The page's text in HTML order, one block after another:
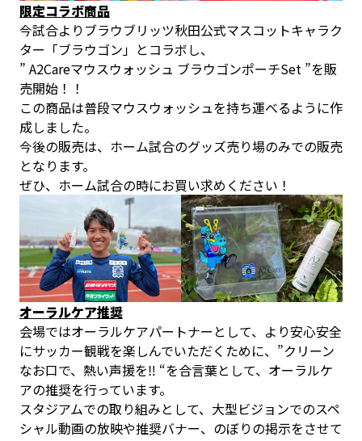
限定コラボ商品
今試合よりブラウブリッツ秋田公式マスコットキャラク
ター「ブラウゴン」とコラボし、
” A2Careマウスウォッシュ ブラウゴンポーチSet ”を販
売開始！！
この商品は普段マウスウォッシュを持ち運べるように作
成しました。
今後の販売は、ホーム試合のグッズ売り場のみでの販売
となります。
ぜひ、ホーム試合の時にお買い求めください！
オーラルケア推奨
会場ではオーラルケアパートナーとして、より安心安全
にサッカー観戦を楽しんでいただくために、”クリーン
なお口で、熱い声援を‼︎ “を合言葉として、オーラルケ
アの推奨を行っています。
スタジアムでの取り組みとして、大型ビジョンでのスペ
シャル動画の放映や推奨バナー、のぼりの掲示をさせて